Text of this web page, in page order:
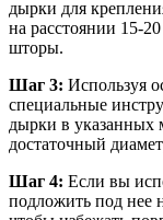
дырки для
на расстоянии 15-
шторы.
Шаг 3: Используя
специальные
дырки в указанных
достаточный
Шаг 4: Если вы
подложить под нее